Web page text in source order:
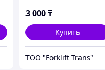
3 000 ₸
Купить
ТОО "Forklift Trans"